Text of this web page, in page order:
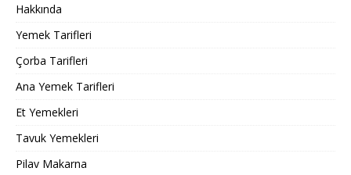
Hakkında
Yemek Tarifleri
Çorba Tarifleri
Ana Yemek Tarifleri
Et Yemekleri
Tavuk Yemekleri
Pilav Makarna